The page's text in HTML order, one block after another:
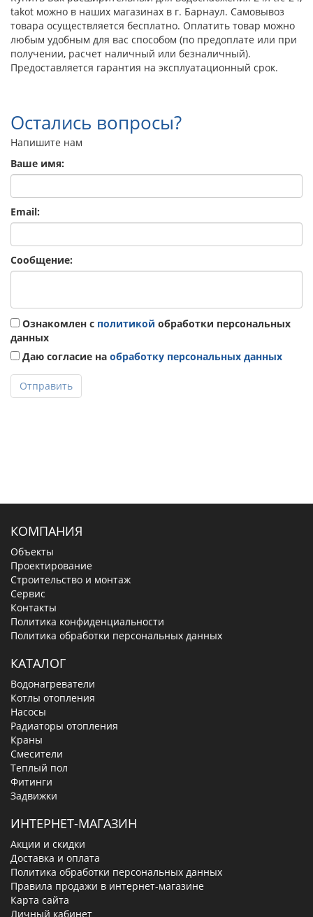
takot можно в наших магазинах в г. Барнаул. Самовывоз
товара осуществляется бесплатно. Оплатить товар можно
любым удобным для вас способом (по предоплате или при
получении, расчет наличный или безналичный).
Предоставляется гарантия на эксплуатационный срок.
Остались вопросы?
Напишите нам
Ваше имя:
Email:
Сообщение:
Ознакомлен с политикой обработки персональных
данных
Даю согласие на обработку персональных данных
Отправить
КОМПАНИЯ
Объекты
Проектирование
Строительство и монтаж
Сервис
Контакты
Политика конфиденциальности
Политика обработки персональных данных
КАТАЛОГ
Водонагреватели
Котлы отопления
Насосы
Радиаторы отопления
Краны
Смесители
Теплый пол
Фитинги
Задвижки
ИНТЕРНЕТ-МАГАЗИН
Акции и скидки
Доставка и оплата
Политика обработки персональных данных
Правила продажи в интернет-магазине
Карта сайта
Личный кабинет